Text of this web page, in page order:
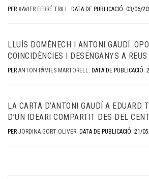
PER XAVIER FERRÉ TRILL DATA DE PUBLICACIÓ: 03/06/
LLUÍS DOMÈNECH I ANTONI GAUDÍ:
COINCIDÈNCIES I DESENGANYS A REUS
PER ANTON PÀMIES MARTORELL DATA DE
LA CARTA D’ANTONI GAUDÍ A EDUARD
D’UN IDEARI COMPARTIT DES DEL
PER JORDINA GORT OLIVER DATA DE PUBLICACIÓ: 21/